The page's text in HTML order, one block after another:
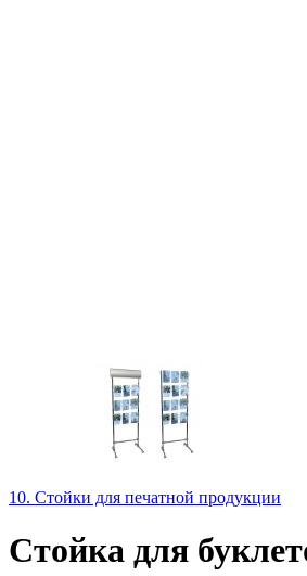
10. Стойки для печатной продукции
Стойка для